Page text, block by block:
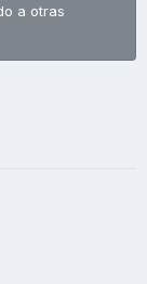
a otras